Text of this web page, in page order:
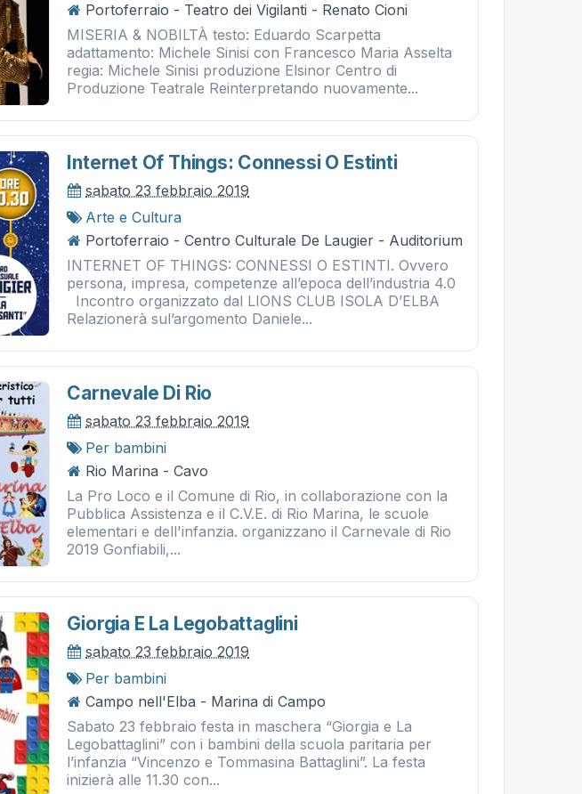
Portoferraio - Teatro dei Vigilanti - Renato Cioni
MISERIA & NOBILTÀ testo: Eduardo Scarpetta
adattamento: Michele Sinisi con Francesco Maria Asselta
regia: Michele Sinisi produzione Elsinor Centro di
Produzione Teatrale Reinterpretando nuovamente...
Internet Of Things: Connessi O Estinti
sabato 23 febbraio 2019
Arte e Cultura
Portoferraio - Centro Culturale De Laugier - Auditorium
INTERNET OF THINGS: CONNESSI O ESTINTI. Ovvero
persona, impresa, competenze all’epoca dell’industria 4.0
Incontro organizzato dal LIONS CLUB ISOLA D’ELBA
Relazionerà sul’argomento Daniele...
Carnevale Di Rio
sabato 23 febbraio 2019
Per bambini
Rio Marina - Cavo
La Pro Loco e il Comune di Rio, in collaborazione con la
Pubblica Assistenza e il C.V.E. di Rio Marina, le scuole
elementari e dell'infanzia. organizzano il Carnevale di Rio
2019 Gonfiabili,...
Giorgia E La Legobattaglini
sabato 23 febbraio 2019
Per bambini
Campo nell'Elba - Marina di Campo
Sabato 23 febbraio festa in maschera “Giorgia e La
Legobattaglini” con i bambini della scuola paritaria per
l’infanzia “Vincenzo e Tommasina Battaglini”. La festa
inizierà alle 11.30 con...